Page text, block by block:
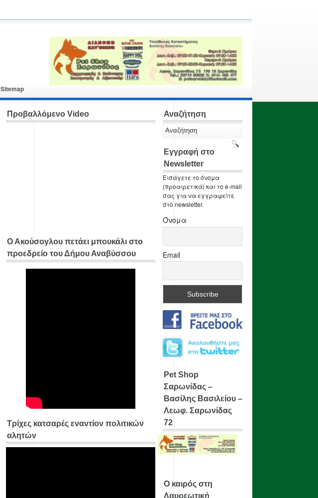
Sitemap
Προβαλλόμενο Video
Ο Ακούσογλου πετάει μπουκάλι στο
προεδρείο του Δήμου Αναβύσσου
Τρίχες κατσαρές εναντίον πολιτικών
αλητών
Αναζήτηση
Εγγραφή στο
Newsletter
Εισάγετε το όνομα
(προαιρετικά) και το e-mail
σας για να εγγραφείτε
στο newsletter.
Όνομα
Email
Pet Shop
Σαρωνίδας –
Βασίλης Βασιλείου –
Λεωφ. Σαρωνίδας
72
Ο καιρός στη
Λαυρεωτική